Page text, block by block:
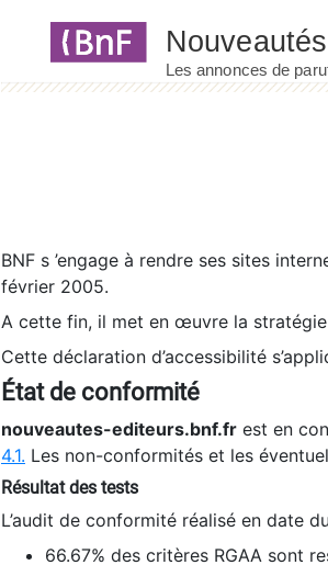
BNF s ’engage à rendre ses sites
février 2005.
A cette fin, il met en œuvre la
Cette déclaration d’accessibilité
État de conformité
nouveautes-editeurs.bnf.fr est en
4.1. Les non-conformités et les
Résultat des tests
L’audit de conformité réalisé en date
66.67% des critères RGAA sont